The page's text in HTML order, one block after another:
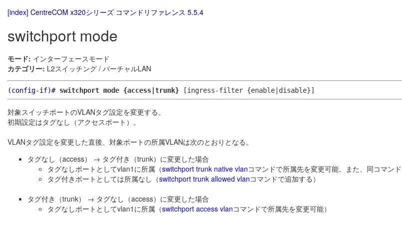
[index] CentreCOM x320シリーズ コマンドリファレンス 5.5.4
switchport mode
モード: インターフェースモード
カテゴリー: L2スイッチング / バーチャルLAN
(config-if)# switchport mode {access|trunk} [ingress-filter {enable|disable}]
対象スイッチポートのVLANタグ設定を変更する。
初期設定はタグなし（アクセスポート）。
VLANタグ設定を変更した直後、対象ポートの所属VLANは次のとおりとなる。
タグなし（access） → タグ付き（trunk）に変更した場合
タグなしポートとしてvlan1に所属（switchport trunk native vlanコマンドで所属先を変更可能。また、同コマン
タグ付きポートとしては所属なし（switchport trunk allowed vlanコマンドで追加する）
タグ付き（trunk） → タグなし（access）に変更した場合
タグなしポートとしてvlan1に所属（switchport access vlanコマンドで所属先を変更可能）